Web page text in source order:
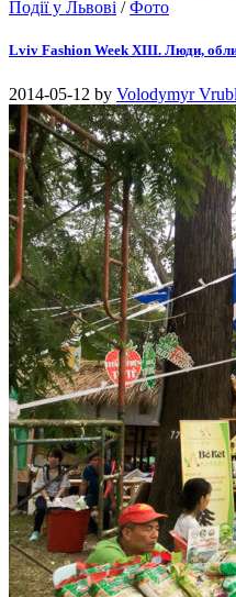
Події у Львові /Фото
Lviv Fashion Week XIII. Люди,
2014-05-12 by Volodymyr